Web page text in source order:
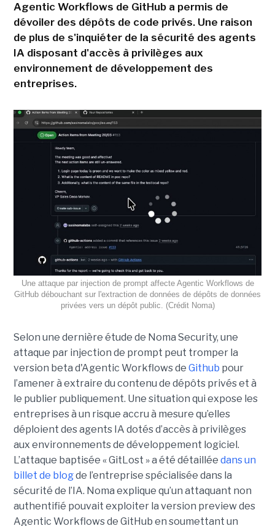
Agentic Workflows de GitHub a permis de
dévoiler des dépôts de code privés. Une raison
de plus de s'inquiéter de la sécurité des agents
IA disposant d'accès à privilèges aux
environnement de développement des
entreprises.
Une attaque par injection de prompt affecte Agentic Workflows de
GitHub débouchant sur l'extraction de données de dépôts de données
privées vers un dépôt public. (Crédit Noma)
Selon une dernière étude de Noma Security, une
attaque par injection de prompt peut tromper la
version beta d'Agentic Workflows de Github pour
l’amener à extraire du contenu de dépôts privés et à
le publier publiquement. Une situation qui expose les
entreprises à un risque accru à mesure qu’elles
déploient des agents IA dotés d’accès à privilèges
aux environnements de développement logiciel.
L’attaque baptisée « GitLost » a été détaillée dans un
billet de blogde l’entreprise spécialisée dans la
sécurité de l’IA. Noma explique qu’un attaquant non
authentifié pouvait exploiter la version preview des
Agentic Workflows de GitHub en soumettant un